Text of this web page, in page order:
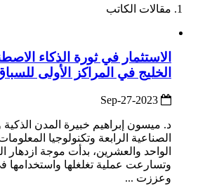
مقالات الكاتب
الاستثمار في ثورة الذكاء
الخليج في المراكز الأولى
د. ميسون إبراهيم خبيرة المدن الذكية
الصناعية الرابعة وتكنولوجيا
الواحد والعشرين، بدأت موجة ازدهار
وتسارعت عملية تغلغلها واستخدامها
وعززت ...